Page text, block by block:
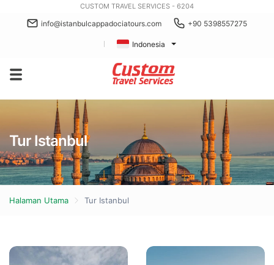
CUSTOM TRAVEL SERVICES - 6204
info@istanbulcappadociatours.com +90 5398557275
Indonesia
Tur Istanbul
Halaman Utama Tur Istanbul